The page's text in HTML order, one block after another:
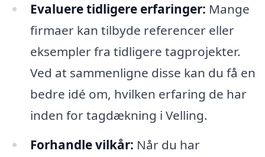
Evaluere tidligere erfaringer: Mange
firmaer kan tilbyde referencer eller
eksempler fra tidligere tagprojekter.
Ved at sammenligne disse kan du få en
bedre idé om, hvilken erfaring de har
inden for tagdækning i Velling.
Forhandle vilkår: Når du har